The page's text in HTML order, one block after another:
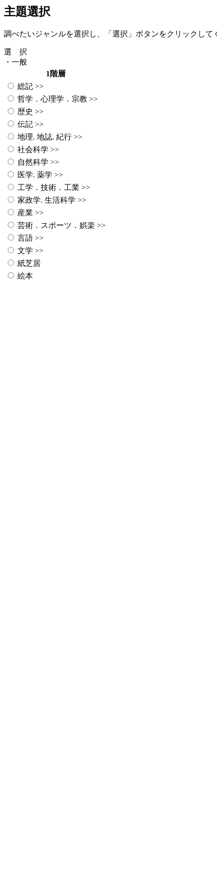
主題選択
調べたいジャンルを選択し、「選択」ボタンをクリックして
選 択
・一般
1階層
総記 >>
哲学．心理学．宗教 >>
歴史 >>
伝記 >>
地理. 地誌. 紀行 >>
社会科学 >>
自然科学 >>
医学. 薬学 >>
工学．技術．工業 >>
家政学. 生活科学 >>
産業 >>
芸術．スポーツ．娯楽 >>
言語 >>
文学 >>
紙芝居
絵本